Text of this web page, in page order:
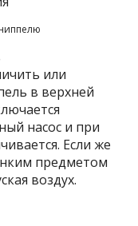
или
в верхней
насос и при
Если же
предметом
воздух.